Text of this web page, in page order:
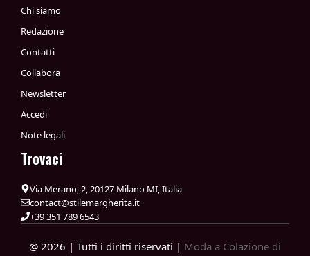
Chi siamo
Redazione
Contatti
Collabora
Newsletter
Accedi
Note legali
Trovaci
Via Merano, 2, 20127 Milano MI, Italia
contact@stilemargherita.it
+39 351 789 6543
@ 2026 | Tutti i diritti riservati | Moda a Colazione di